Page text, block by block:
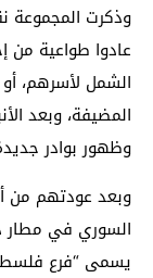
وذكرت المجموعة
عادوا طواعية من
الشمل لأسرهم،
المضيفة، وبعد
وظهور بوادر
وبعد عودتهم من
السوري في مطار
يسمى “فرع